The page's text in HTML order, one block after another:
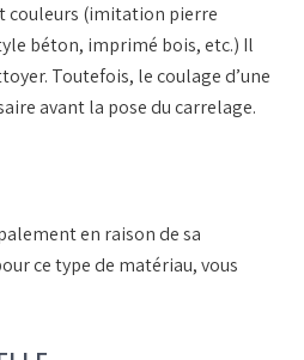
couleurs (imitation pierre
béton, imprimé bois, etc.) Il
Toutefois, le coulage d’une
avant la pose du carrelage.
en raison de sa
ce type de matériau, vous